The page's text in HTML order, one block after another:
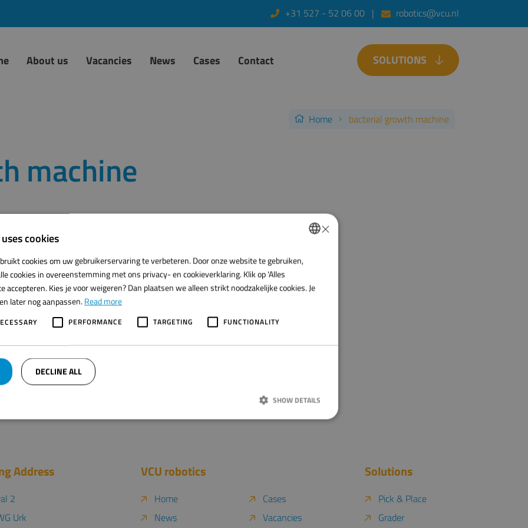
+31 527 - 52 06 00 robotics@vcu.nl
About us Vacancies News Cases Contact SOLUTIONS
Home bacterial growth machine
machine
Address
2
Urk
VCU robotics
Home
News
Cases
Vacancies
Solutions
Pick & Place
Grader
DUTCH
×
cookies
cookies om uw gebruikerservaring te verbeteren. Door onze website te gebruiken,
cookies in overeenstemming met ons privacy- en cookieverklaring. Klik op 'Alles
accepteren. Kies je voor weigeren? Dan plaatsen we alleen strikt noodzakelijke cookies. Je
later nog aanpassen. Read more
PERFORMANCE TARGETING FUNCTIONALITY
DECLINE ALL
SHOW DETAILS
goed worden gebruikt zonder de strikt noodzakelijke cookies.
Deze cookie wordt gebruikt om de toestemming van de
gebruiker en privacykeuzes voor hun interactie met de site op